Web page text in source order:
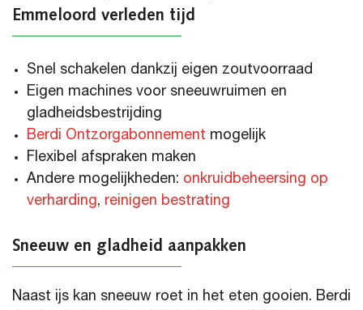
Emmeloord verleden tijd
Snel schakelen dankzij eigen zoutvoorraad
Eigen machines voor sneeuwruimen en
gladheidsbestrijding
Berdi Ontzorgabonnement mogelijk
Flexibel afspraken maken
Andere mogelijkheden: onkruidbeheersing op
verharding, reinigen bestrating
Sneeuw en gladheid aanpakken
Naast ijs kan sneeuw roet in het eten gooien. Berdi